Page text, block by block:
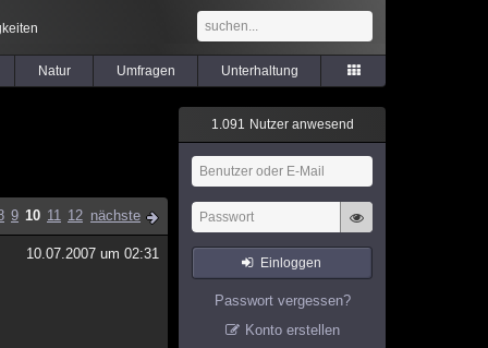
Natur Umfragen Unterhaltung
9 10 11 12 nächste
10.07.2007 um 02:31
1.091 Nutzer anwesend
Einloggen
Passwort vergessen?
Konto erstellen